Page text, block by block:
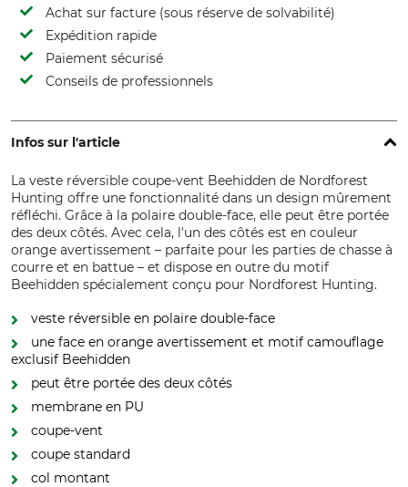
Achat sur facture (sous réserve de solvabilité)
Expédition rapide
Paiement sécurisé
Conseils de professionnels
Infos sur l'article
La veste réversible coupe-vent Beehidden de Nordforest
Hunting offre une fonctionnalité dans un design mûrement
réfléchi. Grâce à la polaire double-face, elle peut être portée
des deux côtés. Avec cela, l'un des côtés est en couleur
orange avertissement – parfaite pour les parties de chasse à
courre et en battue – et dispose en outre du motif
Beehidden spécialement conçu pour Nordforest Hunting.
veste réversible en polaire double-face
une face en orange avertissement et motif camouflage
exclusif Beehidden
peut être portée des deux côtés
membrane en PU
coupe-vent
coupe standard
col montant